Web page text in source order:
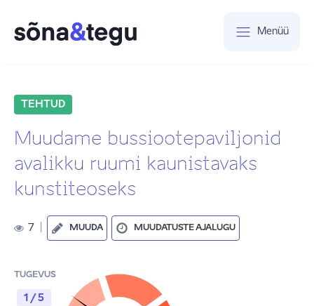
Menüü
TEHTUD
Muudame bussiootepaviljonid
avalikku ruumi kaunistavaks
kunstiteoseks
7 MUUDA MUUDATUSTE AJALUGU
TUGEVUS
1 / 5